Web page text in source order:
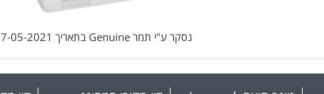
נסקר ע"י תמר Genuine בתאריך 05-2021